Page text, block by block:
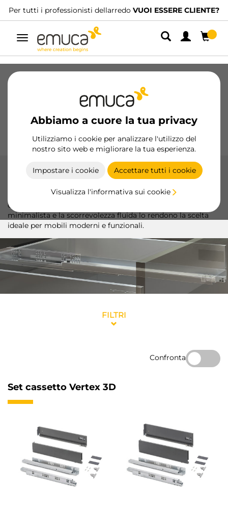
dellarredoVUOI ESSERE CLIENTE? Abbiamo
Navigazione
Abbiamo a cuore la tua privacy
Utilizziamo i cookie per analizzare l'utilizzo del
nostro sito web e migliorare la tua esperienza.
Impostare i cookie Accettare tutti i cookie
Visualizza l'informativa sui cookie
Cerniere
Scorrevoli Cucina
Set cassetto Vertex 3D
Offre una soluzione completa con design a doppia parete
diritta e guide nascoste ammortizzate. Il suo design
minimalista e la scorrevolezza fluida lo rendono la scelta
ideale per mobili moderni e funzionali.
FILTRI
Confronta
Set cassetto Vertex 3D